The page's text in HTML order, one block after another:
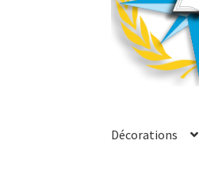
Décorations